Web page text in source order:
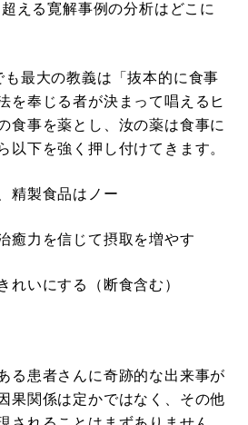
える寛解事例の分析はどこに
最大の教義は「抜本的に食事
を奉じる者が決まって唱えるヒ
食事を薬とし、汝の薬は食事に
以下を強く押し付けてきます。
精製食品はノー
癒力を信じて摂取を増やす
れいにする（断食含む）
る患者さんに奇跡的な出来事が
果関係は定かではなく、その他